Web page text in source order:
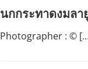
นกกระทาดงมล
Photographer : ©